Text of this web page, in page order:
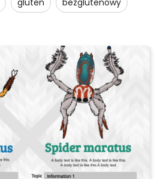
gluten bezglutenowy